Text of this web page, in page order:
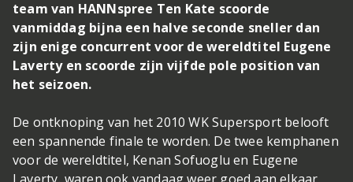
team van HANNspree Ten Kate scoorde
vanmiddag bijna een halve seconde sneller dan
zijn enige concurrent voor de wereldtitel Eugene
Laverty en scoorde zijn vijfde pole position van
het seizoen.
De ontknoping van het 2010 WK Supersport belooft
een spannende finale te worden. De twee kemphanen
voor de wereldtitel, Kenan Sofuoglu en Eugene